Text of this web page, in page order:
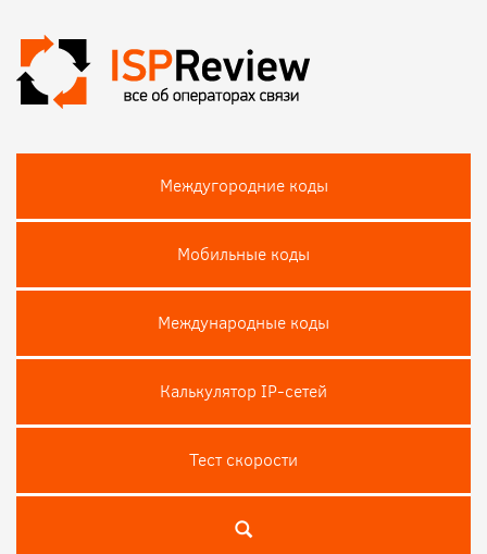
Междугородние коды
Мобильные коды
Международные коды
Калькулятор IP-сетей
Тест скороcти